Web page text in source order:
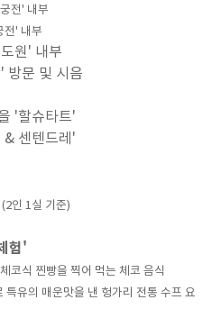
전' 내부
궁전' 내부
원' 내부
방문 및 시음
프'
'할슈타트'
& 센텐드레'
박 (2인 1실 기준)
험'
체코식 찐빵을 찍어 먹는 체코 음식
유의 매운맛을 낸 헝가리 전통 수프 요